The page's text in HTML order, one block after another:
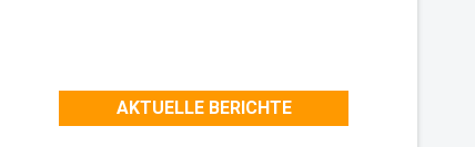
AKTUELLE BERICHTE